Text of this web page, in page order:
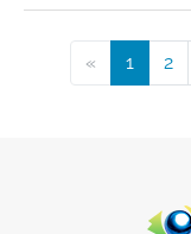
« 1 2